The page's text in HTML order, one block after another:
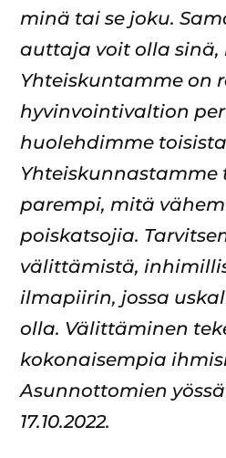
minä tai se joku.
auttaja voit olla sinä,
Yhteiskuntamme on
hyvinvointivaltion
huolehdimme
Yhteiskunnastamme
parempi, mitä
poiskatsojia.
välittämistä,
ilmapiirin, jossa
olla. Välittäminen
kokonaisempia
Asunnottomien
17.10.2022.